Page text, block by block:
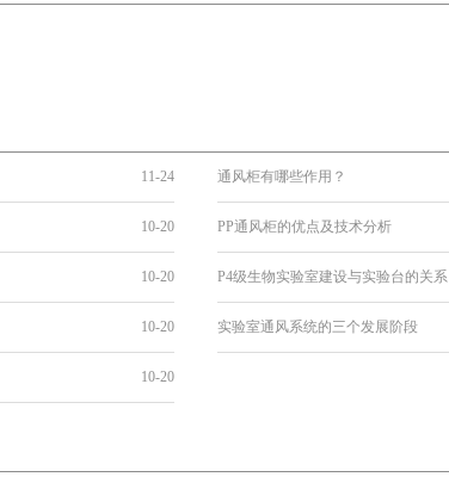
11-24 通风柜有哪些作用？
10-20 PP通风柜的优点及技术分析
10-20 P4级生物实验室建设与实验台的关系
10-20 实验室通风系统的三个发展阶段
10-20